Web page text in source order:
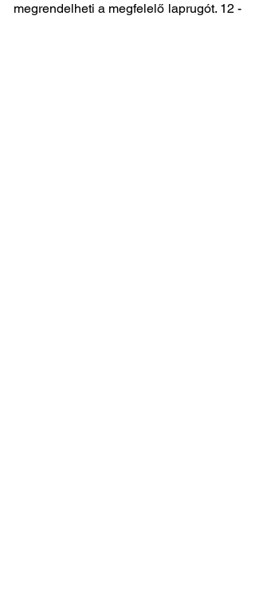
megrendelheti a megfelelő laprugót. 12 -